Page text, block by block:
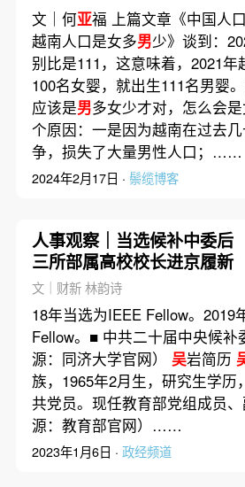
文｜何亚福 上篇文章《中国人口
越南人口是女多男少》谈到：
别比是111，这意味着，2021年
100名女婴，就出生111名男婴
应该是男多女少才对，怎么会
个原因：一是因为越南在过去
争，损失了大量男性人口；……
2024年2月17日 · 鬃缆博客
人事观察｜当选候补中委后
三所部属高校校长进京履新
文｜财新 林韵诗
18年当选为IEEE Fellow。2019
Fellow。■ 中共二十届中央候补
源：同济大学官网） 吴岩简历
族，1965年2月生，研究生学历
共党员。现任教育部党组成员
源：教育部官网）……
2023年1月6日 · 政经频道